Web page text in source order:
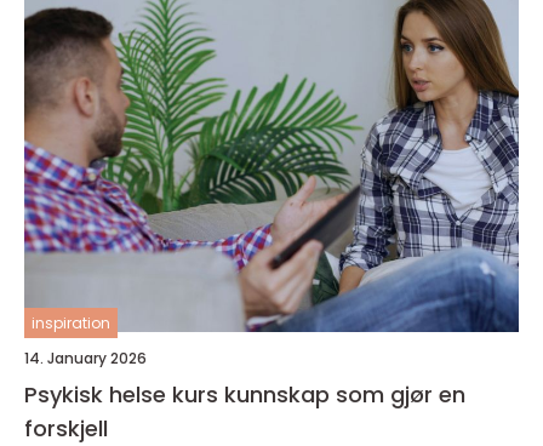
inspiration
14. January 2026
Psykisk helse kurs kunnskap som gjør en
forskjell